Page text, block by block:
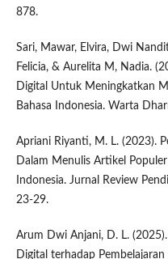
878.
Sari, Mawar, Elvira, Dwi
Felicia, & Aurelita M, Nadia.
Digital Untuk Meningkatkan
Bahasa Indonesia. Warta
Apriani Riyanti, M. L. (2023).
Dalam Menulis Artikel
Indonesia. Jurnal Review
23-29.
Arum Dwi Anjani, D. L.
Digital terhadap